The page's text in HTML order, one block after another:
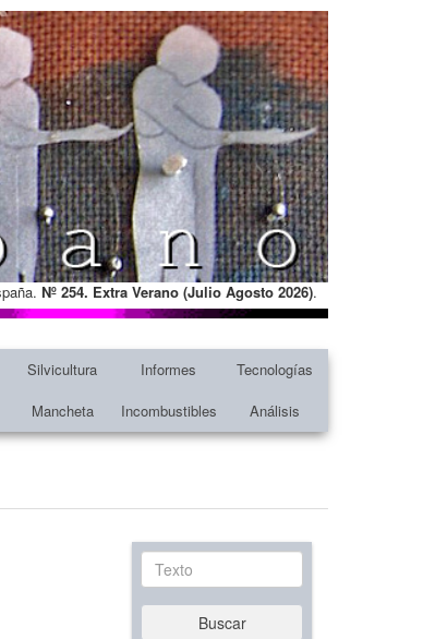
Nº 254. Extra Verano (Julio Agosto 2026).
Silvicultura Informes
Tecnologías
Mancheta Incombustibles Análisis
Texto
Buscar